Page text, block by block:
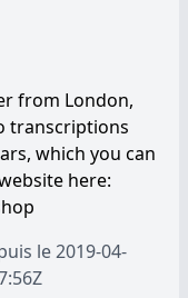
from London,
transcriptions
which you can
here:
le 2019-04-